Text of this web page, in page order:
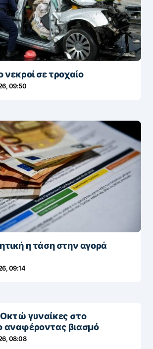
νεκροί σε τροχαίο
09:50
η τάση στην αγορά
09:14
γυναίκες στο
αναφέροντας βιασμό
08:08